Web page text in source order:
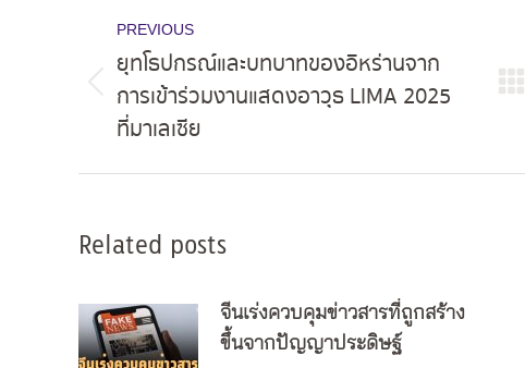
navigation
PREVIOUS
Previous
post:
ยุทโธปกรณ์และบทบาทของอิหร่านจาก
การเข้าร่วมงานแสดงอาวุธ LIMA 2025
ที่มาเลเซีย
Related posts
จีนเร่งควบคุมข่าวสารที่ถูกสร้าง
ขึ้นจากปัญญาประดิษฐ์